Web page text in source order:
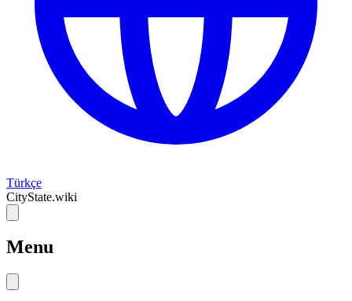
Türkçe
CityState.wiki
Menu